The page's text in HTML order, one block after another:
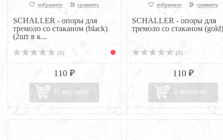
избранное сравнить
SCHALLER - опоры для
тремоло со стаканом (black)
(2шт в к...
(0)
110 ₽
В корзину
избранное сравнить
SCHALLER - опоры для
тремоло со стаканом (gold)
(0)
110 ₽
В корзину